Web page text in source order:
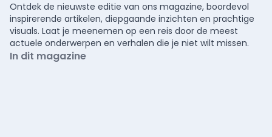
Ontdek de nieuwste editie van ons magazine, boordevol
inspirerende artikelen, diepgaande inzichten en prachtige
visuals. Laat je meenemen op een reis door de meest
actuele onderwerpen en verhalen die je niet wilt missen.
In dit magazine